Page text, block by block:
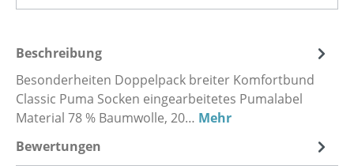
Beschreibung
Besonderheiten Doppelpack breiter Komfortbund
Classic Puma Socken eingearbeitetes Pumalabel
Material 78 % Baumwolle, 20… Mehr
Bewertungen